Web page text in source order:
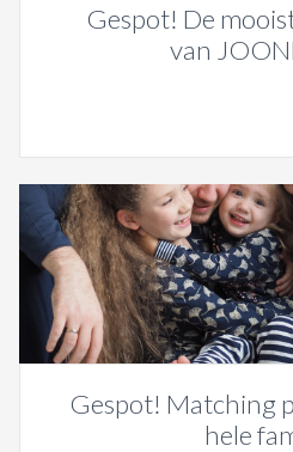
Gespot! De
van
Gespot! Matching
hele